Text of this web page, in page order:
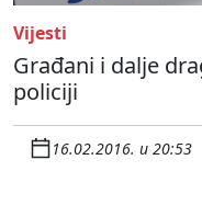
Vijesti
Građani i dalje
policiji
16.02.2016. u 20:53